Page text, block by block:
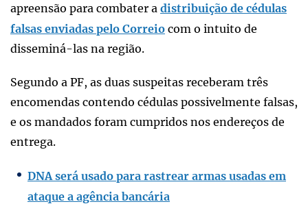
apreensão para combater a distribuição de cédulas
falsas enviadas pelo Correio com o intuito de
disseminá-las na região.
Segundo a PF, as duas suspeitas receberam três
encomendas contendo cédulas possivelmente falsas,
e os mandados foram cumpridos nos endereços de
entrega.
DNA será usado para rastrear armas usadas em
ataque a agência bancária